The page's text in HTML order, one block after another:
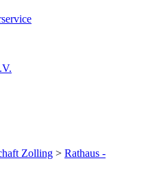
Zolling > Rathaus -